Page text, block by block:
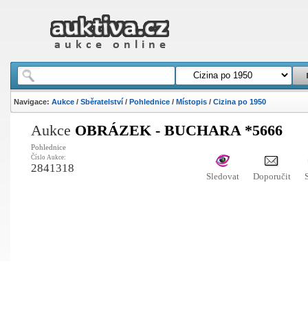
Navigace: Aukce/ Sběratelství/ Pohlednice/ Místopis/ Cizina po 1950
Aukce OBRÁZEK - BUCHARA *5666
Pohlednice
Číslo Aukce:
2841318
Sledovat Doporučit